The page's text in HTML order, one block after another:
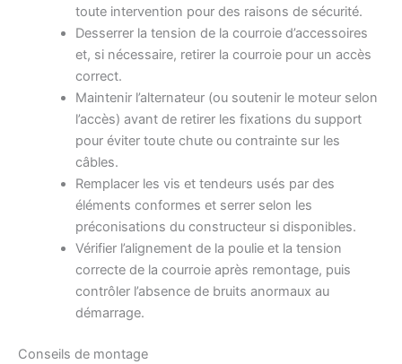
toute intervention pour des raisons de sécurité.
Desserrer la tension de la courroie d’accessoires
et, si nécessaire, retirer la courroie pour un accès
correct.
Maintenir l’alternateur (ou soutenir le moteur selon
l’accès) avant de retirer les fixations du support
pour éviter toute chute ou contrainte sur les
câbles.
Remplacer les vis et tendeurs usés par des
éléments conformes et serrer selon les
préconisations du constructeur si disponibles.
Vérifier l’alignement de la poulie et la tension
correcte de la courroie après remontage, puis
contrôler l’absence de bruits anormaux au
démarrage.
Conseils de montage